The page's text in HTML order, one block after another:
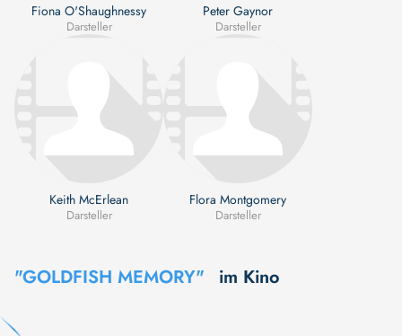
Fiona O'Shaughnessy
Darsteller
Peter Gaynor
Darsteller
Keith McErlean
Darsteller
Flora Montgomery
Darsteller
"GOLDFISH MEMORY" im Kino